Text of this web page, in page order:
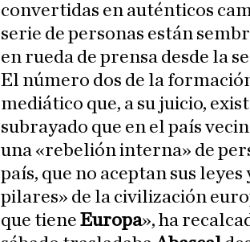
convertidas en auténticos
serie de personas están
en rueda de prensa desde la
El número dos de la
mediático que, a su juicio,
subrayado que en el país
una «rebelión interna» de
país, que no aceptan sus
pilares» de la civilización
que tiene Europa», ha